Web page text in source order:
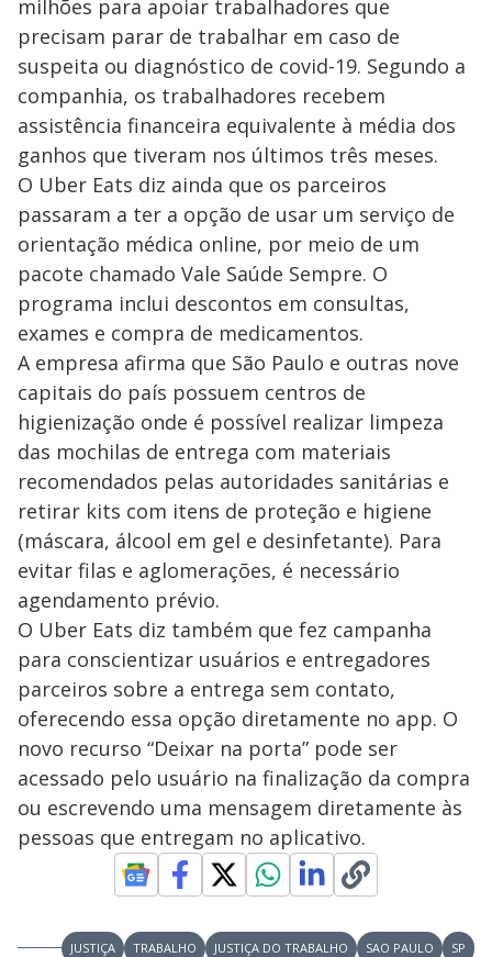
milhões para apoiar trabalhadores que
precisam parar de trabalhar em caso de
suspeita ou diagnóstico de covid-19. Segundo a
companhia, os trabalhadores recebem
assistência financeira equivalente à média dos
ganhos que tiveram nos últimos três meses.
O Uber Eats diz ainda que os parceiros
passaram a ter a opção de usar um serviço de
orientação médica online, por meio de um
pacote chamado Vale Saúde Sempre. O
programa inclui descontos em consultas,
exames e compra de medicamentos.
A empresa afirma que São Paulo e outras nove
capitais do país possuem centros de
higienização onde é possível realizar limpeza
das mochilas de entrega com materiais
recomendados pelas autoridades sanitárias e
retirar kits com itens de proteção e higiene
(máscara, álcool em gel e desinfetante). Para
evitar filas e aglomerações, é necessário
agendamento prévio.
O Uber Eats diz também que fez campanha
para conscientizar usuários e entregadores
parceiros sobre a entrega sem contato,
oferecendo essa opção diretamente no app. O
novo recurso “Deixar na porta” pode ser
acessado pelo usuário na finalização da compra
ou escrevendo uma mensagem diretamente às
pessoas que entregam no aplicativo.
JUSTIÇA TRABALHO JUSTIÇA DO TRABALHO SAO PAULO
SP